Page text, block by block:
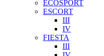
ECOSPORT
ESCORT
III
IV
FIESTA
III